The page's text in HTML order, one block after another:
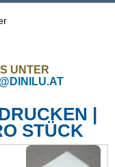
UNTER
| G
STÜCK